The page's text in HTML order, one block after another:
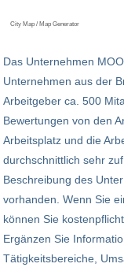
City Map / Map Generator
Das Unternehmen
Unternehmen aus der
Arbeitgeber ca. 500
Bewertungen von den
Arbeitsplatz und die
durchschnittlich sehr
Beschreibung des
vorhanden. Wenn Sie
können Sie
Ergänzen Sie
Tätigkeitsbereiche,